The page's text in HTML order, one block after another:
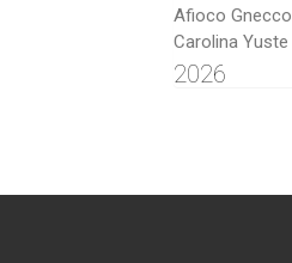
Afioco Gnecco
Carolina Yuste
2026